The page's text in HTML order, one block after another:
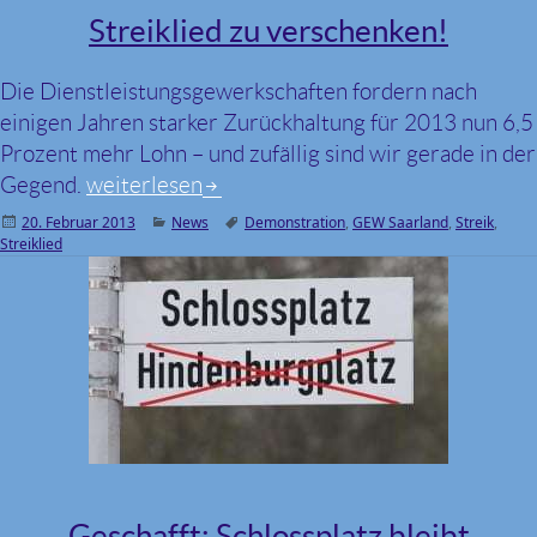
Streiklied zu verschenken!
Die Dienstleistungsgewerkschaften fordern nach
einigen Jahren starker Zurückhaltung für 2013 nun 6,5
Prozent mehr Lohn – und zufällig sind wir gerade in der
Gegend. Streiklied zu verschenken!
weiterlesen
Veröffentlicht
am
20. Februar 2013 Kategorien
News Schlagwörter
Demonstration, GEW Saarland, Streik,
Streiklied